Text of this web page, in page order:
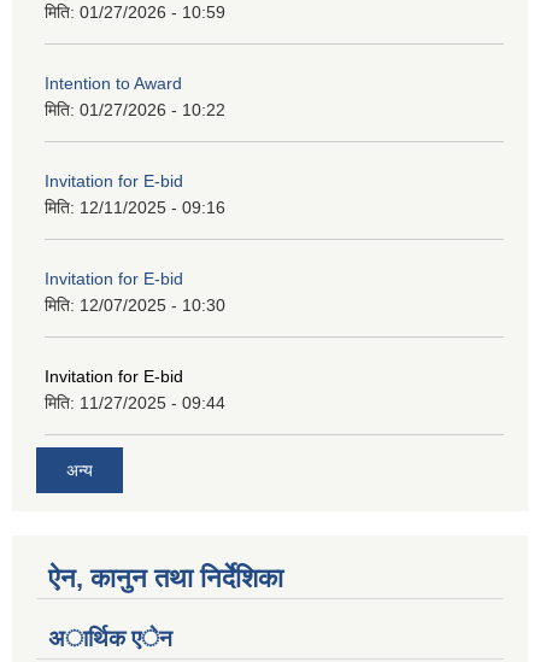
मिति: 01/27/2026 - 10:59
Intention to Award
मिति: 01/27/2026 - 10:22
Invitation for E-bid
मिति: 12/11/2025 - 09:16
Invitation for E-bid
मिति: 12/07/2025 - 10:30
Invitation for E-bid
मिति: 11/27/2025 - 09:44
अन्य
ऐन, कानुन तथा निर्देशिका
अार्थिक एेन